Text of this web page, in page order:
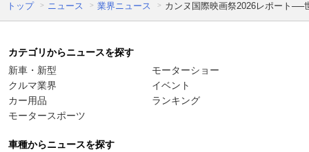
トップ ニュース 業界ニュース カンヌ国際映画祭2026レポート──
カテゴリからニュースを探す
新車・新型
クルマ業界
カー用品
モータースポーツ
モーターショー
イベント
ランキング
車種からニュースを探す